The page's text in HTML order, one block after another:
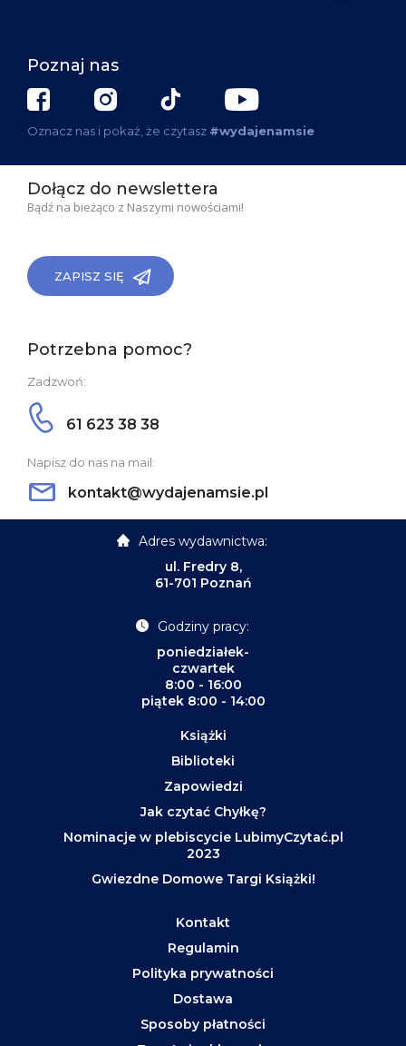
Poznaj nas
Oznacz nas i pokaż, że czytasz #wydajenamsie
Dołącz do newslettera
Bądź na bieżąco z Naszymi nowościami!
ZAPISZ SIĘ
Potrzebna pomoc?
Zadzwoń:
61 623 38 38
Napisz do nas na mail:
kontakt@wydajenamsie.pl
Adres wydawnictwa:
ul. Fredry 8,
61-701 Poznań
Godziny pracy:
poniedziałek-
czwartek
8:00 - 16:00
piątek 8:00 - 14:00
Książki
Biblioteki
Zapowiedzi
Jak czytać Chyłkę?
Nominacje w plebiscycie LubimyCzytać.pl
2023
Gwiezdne Domowe Targi Książki!
Kontakt
Regulamin
Polityka prywatności
Dostawa
Sposoby płatności